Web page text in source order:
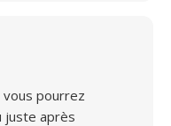
pourrez
juste après